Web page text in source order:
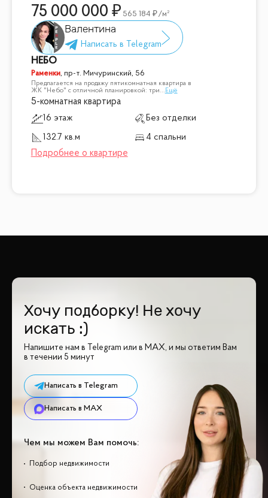
75 000 000 565 184 /м²
Валентина
НЕБО
Раменки, пр-т. Мичуринский, 56
Предлагается на продажу пятикомнатная квартира в
ЖК "Небо" c отличной планировкой: три... Ещё
5-комнатная квартира
16 этаж
Без отделки
132.7 кв.м
4 спальни
Хочу подборку! Не хочу
искать :)
Напишите нам в Telegram или в MAX, и мы ответим Вам
в течении 5 минут
Написать в Telegram
Написать в MAX
Чем мы можем Вам помочь:
Подбор недвижимости
Оценка объекта недвижимости